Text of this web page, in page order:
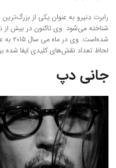
رابرت دِنیرو به عنوان یکی از بزرگ‌ترین
شناخته می‌شود. وی تاکنون در بیش از
لحاظ تعداد نقش‌های کلیدی ایفا شده
جانی دپ